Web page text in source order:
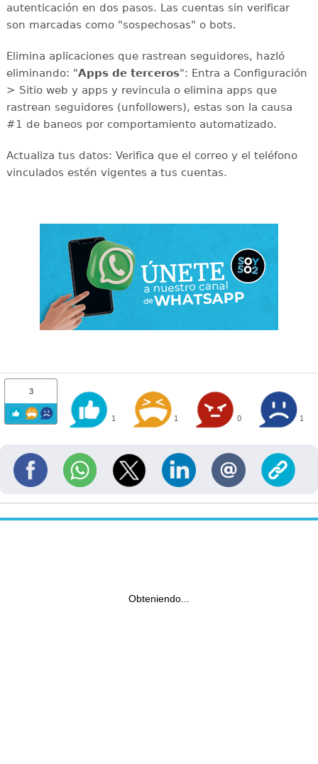
autenticación en dos pasos. Las cuentas sin verificar
son marcadas como "sospechosas" o bots.
Elimina aplicaciones que rastrean seguidores, hazló
eliminando: "Apps de terceros": Entra a Configuración
> Sitio web y apps y revincula o elimina apps que
rastrean seguidores (unfollowers), estas son la causa
#1 de baneos por comportamiento automatizado.
Actualiza tus datos: Verifica que el correo y el teléfono
vinculados estén vigentes a tus cuentas.
3
1 1 0 1
Obteniendo...